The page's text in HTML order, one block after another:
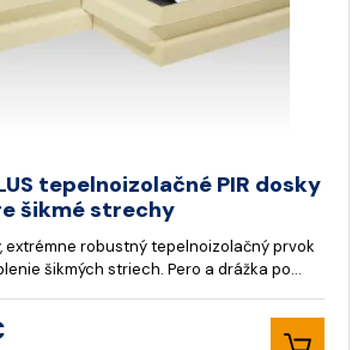
tepelnoizolačné PIR dosky
šikmé strechy
extrémne robustný tepelnoizolačný prvok
šikmých striech. Pero a drážka po…